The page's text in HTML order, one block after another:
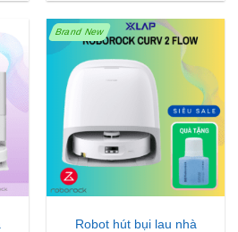
Brand New
Robot hút bụi lau nhà